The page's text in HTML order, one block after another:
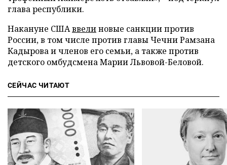
глава республики.
Накануне СШАввелиновые санкции против
России, в том числе против главы Чечни Рамзана
Кадырова и членов его семьи, а также против
детского омбудсмена Марии Львовой-Беловой.
СЕЙЧАС ЧИТАЮТ